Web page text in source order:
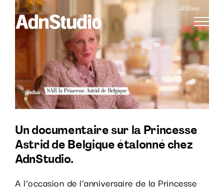
Passer
contenu
Voir
l'image
agrandie
Un documentaire sur la Princesse
Astrid de Belgique étalonné chez
AdnStudio.
A l’occasion de l’anniversaire de la Princesse